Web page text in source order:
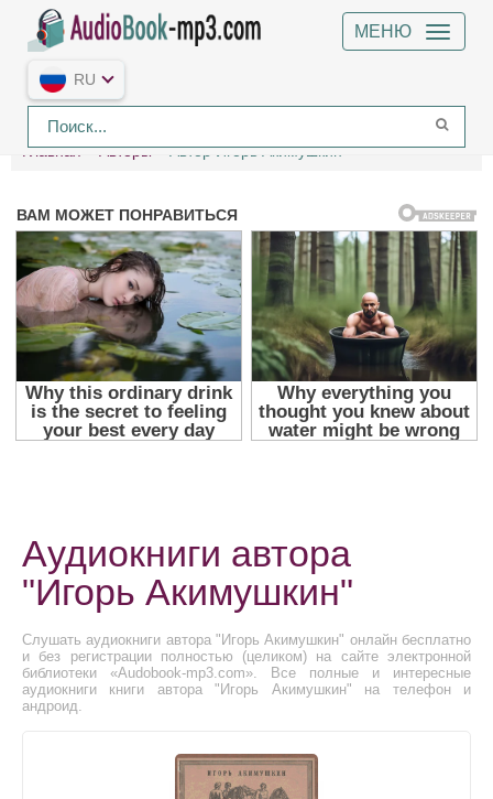
МЕНЮ
RU
Главная Авторы Автор Игорь Акимушкин
Аудиокниги автора
"Игорь Акимушкин"
Слушать аудиокниги автора "Игорь Акимушкин" онлайн бесплатно
и без регистрации полностью (целиком) на сайте электронной
библиотеки «Audobook-mp3.com». Все полные и интересные
аудиокниги книги автора "Игорь Акимушкин" на телефон и
андроид.